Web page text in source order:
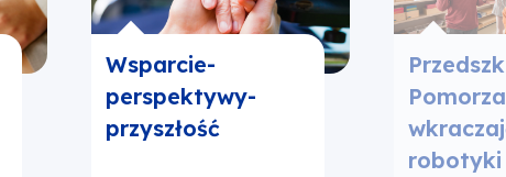
Wsparcie-
perspektywy-
przyszłość
Pomorza
robotyki